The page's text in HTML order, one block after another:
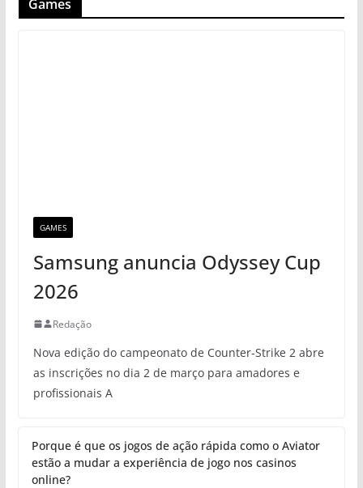
Games
GAMES
Samsung anuncia Odyssey Cup
2026
Redação
Nova edição do campeonato de Counter-Strike 2 abre
as inscrições no dia 2 de março para amadores e
profissionais A
Porque é que os jogos de ação rápida como o Aviator
estão a mudar a experiência de jogo nos casinos
online?